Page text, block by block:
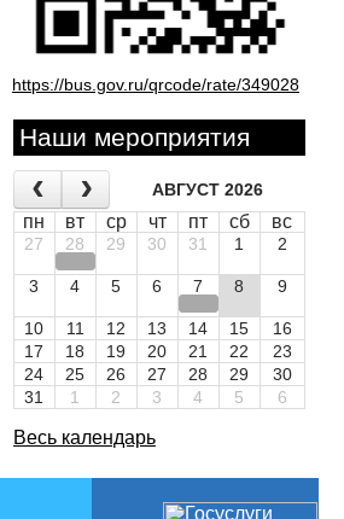
https://bus.gov.ru/qrcode/rate/349028
Наши мероприятия
АВГУСТ 2026
пн вт ср чт пт сб вс
27 28 29 30 31 1 2
3 4 5 6 7 8 9
10 11 12 13 14 15
16
17
18 19 20 21 22
23
24
25 26 27 28 29
30
31
1 2 3 4 5 6
Весь календарь